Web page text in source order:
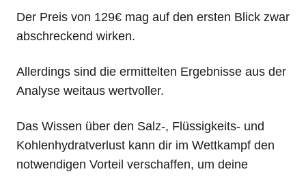
Der Preis von 129€ mag auf den ersten Blick zwar
abschreckend wirken.
Allerdings sind die ermittelten Ergebnisse aus der
Analyse weitaus wertvoller.
Das Wissen über den Salz-, Flüssigkeits- und
Kohlenhydratverlust kann dir im Wettkampf den
notwendigen Vorteil verschaffen, um deine